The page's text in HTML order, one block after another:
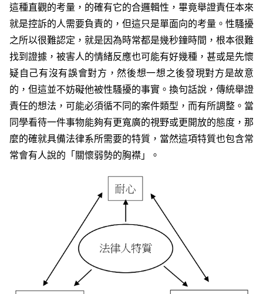
這種直觀的考量，的確有它的合邏輯性，畢竟舉證責任本來
就是控訴的人需要負責的，但這只是單面向的考量。性騷擾
之所以很難認定，就是因為時常都是幾秒鐘時間，根本很難
找到證據，被害人的情緒反應也可能有好幾種，甚或是先懷
疑自己有沒有誤會對方，然後想一想之後發現對方是故意
的，但這並不妨礙他被性騷擾的事實。換句話說，傳統舉證
責任的想法，可能必須循不同的案件類型，而有所調整。當
同學看待一件事物能夠有更寬廣的視野或更開放的態度，那
麼的確就具備法律系所需要的特質，當然這項特質也包含常
常會有人說的「關懷弱勢的胸襟」。